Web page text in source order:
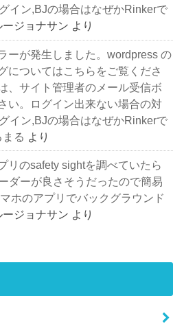
イン,BJの場合はなぜかRinkerで
ージョナサン より
ーが発生しました。wordpress の
についてはこちらをご覧くださ
、サイト管理者のメール受信ボ
い。ログイン出来ない場合の対
イン,BJの場合はなぜかRinkerで
まる より
リのsafety sightを調べていたら
ダーが良さそうだったので簡易
ホのアプリでバックグラウンド
ージョナサン より